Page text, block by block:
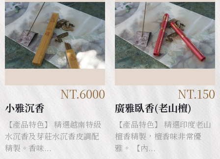
NT.6000
小雅沉香
【產品特色】 精選越南特級
水沉香及芽莊水沉香皮調配
精製。香味...
NT.150
廣雅臥香(老山檀)
【產品特色】 精選印度老山
檀香精製，檀香味非常優
雅。 【內...